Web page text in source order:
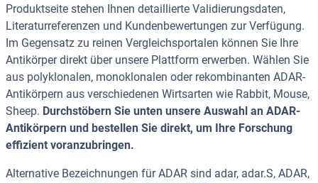
Produktseite stehen Ihnen detaillierte Validierungsdaten,
Literaturreferenzen und Kundenbewertungen zur Verfügung.
Im Gegensatz zu reinen Vergleichsportalen können Sie Ihre
Antikörper direkt über unsere Plattform erwerben. Wählen Sie
aus polyklonalen, monoklonalen oder rekombinanten ADAR-
Antikörpern aus verschiedenen Wirtsarten wie Rabbit, Mouse,
Sheep. Durchstöbern Sie unten unsere Auswahl an ADAR-
Antikörpern und bestellen Sie direkt, um Ihre Forschung
effizient voranzubringen.
Alternative Bezeichnungen für ADAR sind adar, adar.S, ADAR,